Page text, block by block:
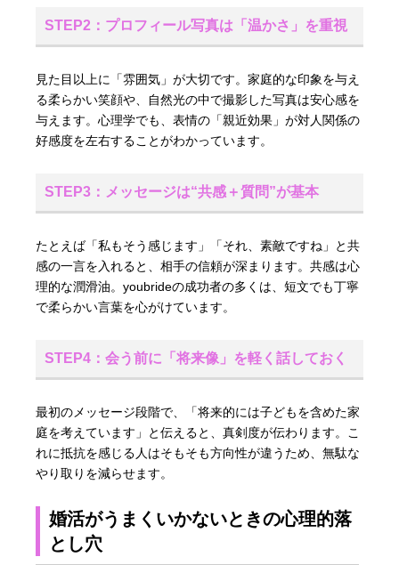
STEP2：プロフィール写真は「温かさ」を重視
見た目以上に「雰囲気」が大切です。家庭的な印象を与え
る柔らかい笑顔や、自然光の中で撮影した写真は安心感を
与えます。心理学でも、表情の「親近効果」が対人関係の
好感度を左右することがわかっています。
STEP3：メッセージは“共感＋質問”が基本
たとえば「私もそう感じます」「それ、素敵ですね」と共
感の一言を入れると、相手の信頼が深まります。共感は心
理的な潤滑油。youbrideの成功者の多くは、短文でも丁寧
で柔らかい言葉を心がけています。
STEP4：会う前に「将来像」を軽く話しておく
最初のメッセージ段階で、「将来的には子どもを含めた家
庭を考えています」と伝えると、真剣度が伝わります。こ
れに抵抗を感じる人はそもそも方向性が違うため、無駄な
やり取りを減らせます。
婚活がうまくいかないときの心理的落
とし穴